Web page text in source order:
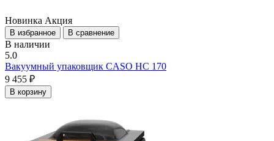
Новинка Акция
В избранное В сравнение
В наличии
5.0
Вакуумный упаковщик CASO HC 170
9 455 ₽
В корзину